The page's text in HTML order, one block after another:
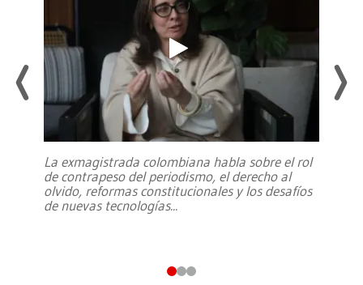
La exmagistrada colombiana habla sobre el rol
de contrapeso del periodismo, el derecho al
olvido, reformas constitucionales y los desafíos
de nuevas tecnologías...